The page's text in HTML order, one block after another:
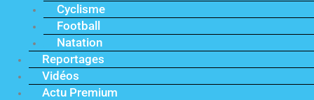
Cyclisme
Football
Natation
Reportages
Vidéos
Actu Premium